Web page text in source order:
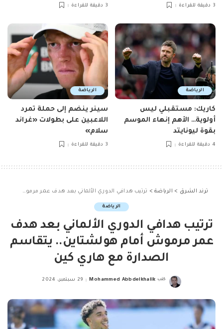
3 دقيقة للقراءة 3 دقيقة للقراءة
الرياضة
كاريك: مستقبلي ليس
أولوية… الأهم إنهاء الموسم
بقوة ليونايتد
4 دقيقة للقراءة
الرياضة
سينر ينضم إلى حملة تمرد
اللاعبين على بطولات «غراند
سلام»
3 دقيقة للقراءة
ترند الشرق > الرياضة> ترتيب هدافي الدوري الألماني بعد هدف عمر مرموش أمام هولشتاين.. يتقاسم الصدارة مع هاري كين
الرياضة
ترتيب هدافي الدوري الألماني بعد هدف
عمر مرموش أمام هولشتاين.. يتقاسم
الصدارة مع هاري كين
Posted
كتب Mohammed Abbdelkhalik 29 سبتمبر، 2024